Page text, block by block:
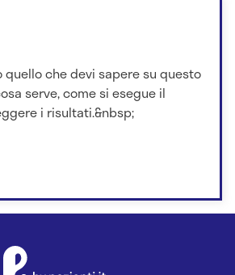
quello che devi sapere su questo
serve, come si esegue il
i risultati.&nbsp;